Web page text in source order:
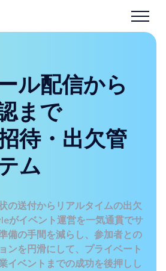
ル配信から
まで
待・出欠管
ム
の送付からリアルタイムの出欠
がイベント運営を一気通貫でサ
備の手間を減らし、参加者との
ンを円滑にして、プライベート
イベントまでの成功を後押しし